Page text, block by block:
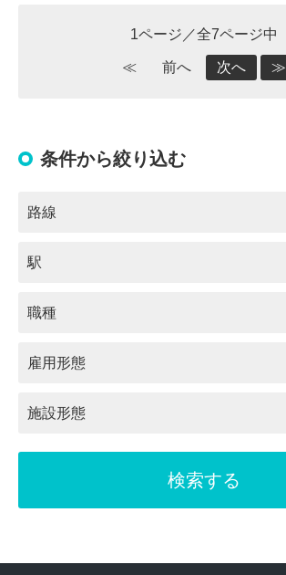
1ページ／全7ページ中
≪ 前へ 次へ ≫
条件から絞り込む
路線
駅
職種
雇用形態
施設形態